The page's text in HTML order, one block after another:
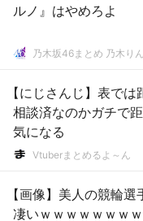
ルノ』はやめろよ
乃木坂46まとめ 乃木り
【にじさんじ】表で
相談済なのかガチで
気になる
Vtuberまとめるよ～ん
【画像】美人の競輪
凄いｗｗｗｗｗｗｗ